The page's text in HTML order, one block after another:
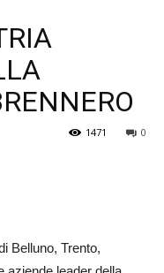
0
1471
Belluno, Trento,